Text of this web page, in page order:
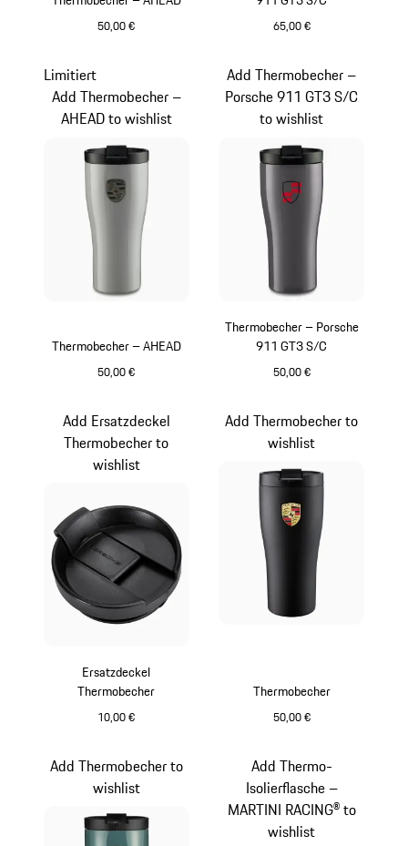
50,00 € 65,00 €
Thermobecher – AHEAD
50,00 €
Limitiert
Add Thermobecher –
AHEAD to wishlist
Thermobecher – Porsche
911 GT3 S/C
50,00 €
Add Thermobecher –
Porsche 911 GT3 S/C
to wishlist
Ersatzdeckel
Thermobecher
10,00 €
Add Ersatzdeckel
Thermobecher to
wishlist
Thermobecher
50,00 €
Add Thermobecher to
wishlist
Add Thermobecher to
wishlist
Add Thermo-
Isolierflasche –
MARTINI RACING® to
wishlist